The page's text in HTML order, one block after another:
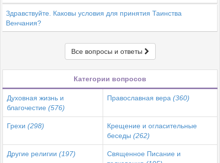
Здравствуйте. Каковы условия для принятия Таинства
Венчания?
Все вопросы и ответы
Категории вопросов
Духовная жизнь и
благочестие (576)
Православная вера (360)
Грехи (298)
Крещение и огласительные
беседы (262)
Другие религии (197)
Священное Писание и